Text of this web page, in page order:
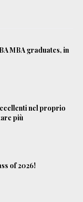
MBA graduates, in
nel proprio
più
of 2026!